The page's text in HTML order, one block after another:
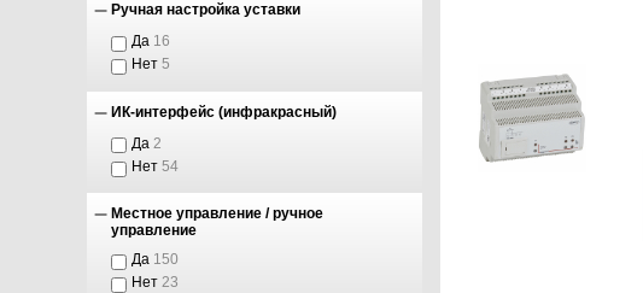
Ручная настройка уставки
Да 16
Нет 5
ИК-интерфейс (инфракрасный)
Да 2
Нет 54
Местное управление / ручное
управление
Да 150
Нет 23